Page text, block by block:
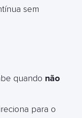
sem
quando não
para o